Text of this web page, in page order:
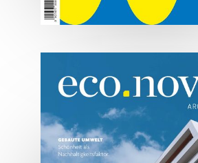
07/2026
Tirols Top 500 -
2026